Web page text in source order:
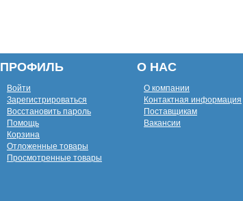
ПРОФИЛЬ
Войти
Зарегистрироваться
Восстановить пароль
Помощь
Корзина
Отложенные товары
Просмотренные товары
О НАС
О компании
Контактная информация
Поставщикам
Вакансии